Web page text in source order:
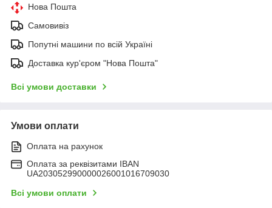
Нова Пошта
Самовивіз
Попутні машини по всій Україні
Доставка кур'єром "Нова Пошта"
Всі умови доставки
Умови оплати
Оплата на рахунок
Оплата за реквізитами IBAN
UA203052990000026001016709030
Всі умови оплати